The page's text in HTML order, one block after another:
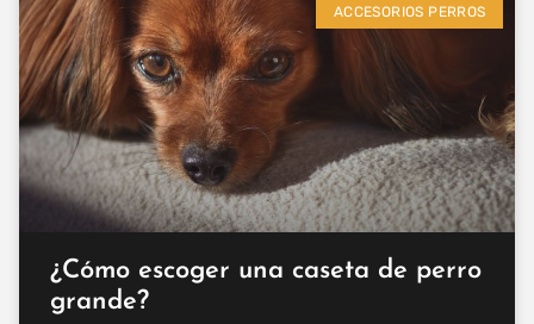
ACCESORIOS PERROS
¿Cómo escoger una caseta de perro
grande?